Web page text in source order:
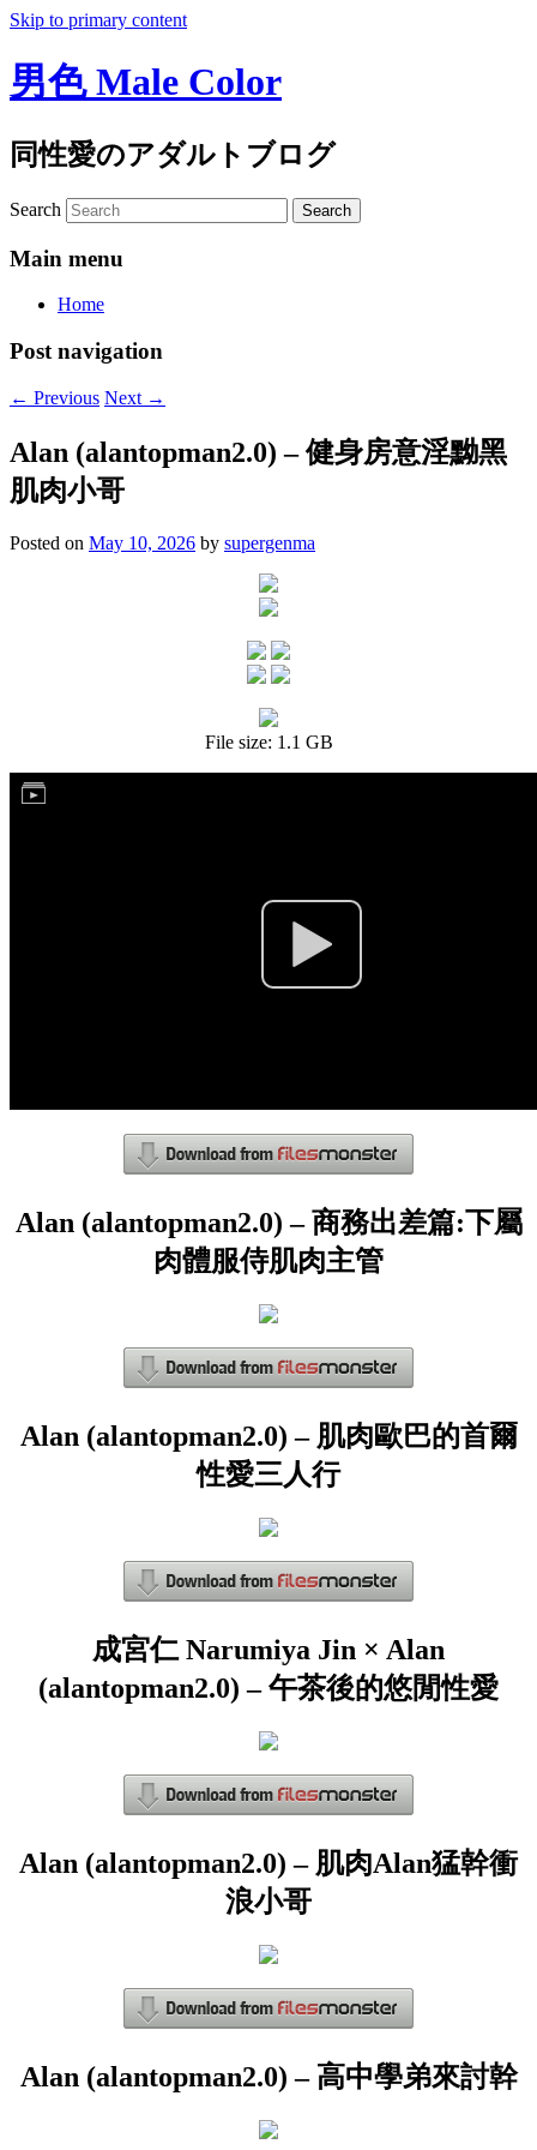
Skip to primary content
男色 Male Color
同性愛のアダルトブログ
Search
Main menu
Home
Post navigation
← Previous Next →
Alan (alantopman2.0) – 健身房意淫黝黑
肌肉小哥
Posted on May 10, 2026 by supergenma
File size: 1.1 GB
Alan (alantopman2.0) – 商務出差篇:下屬
肉體服侍肌肉主管
Alan (alantopman2.0) – 肌肉歐巴的首爾
性愛三人行
成宮仁 Narumiya Jin × Alan
(alantopman2.0) – 午茶後的悠閒性愛
Alan (alantopman2.0) – 肌肉Alan猛幹衝
浪小哥
Alan (alantopman2.0) – 高中學弟來討幹